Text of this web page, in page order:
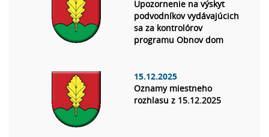
Upozornenie na výskyt
podvodníkov vydávajúcich
sa za kontrolórov
programu Obnov dom
15.12.2025
Oznamy miestneho
rozhlasu z 15.12.2025